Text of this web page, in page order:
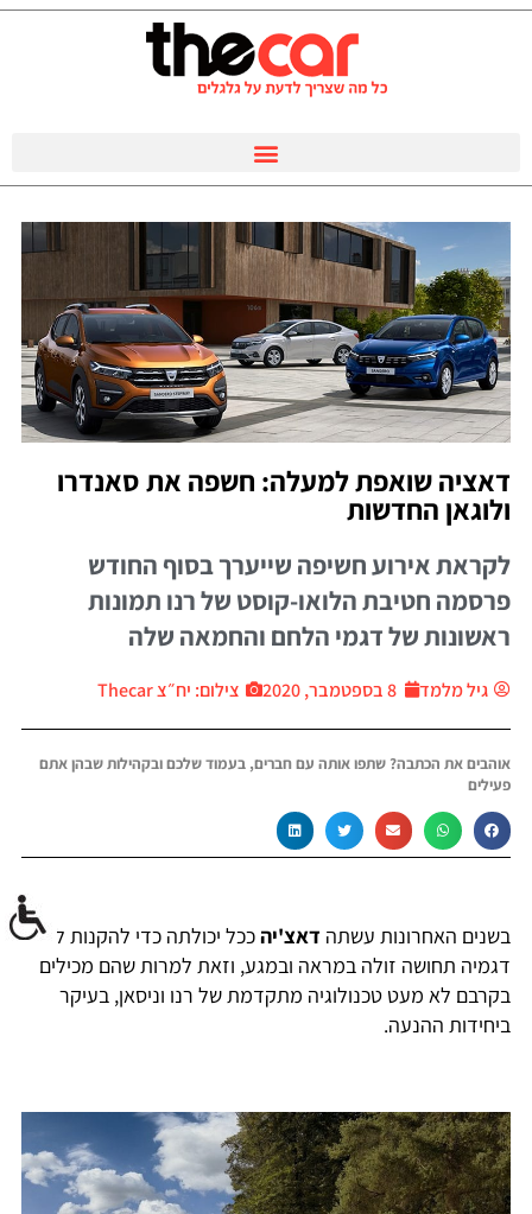
דאציה שואפת למעלה: חשפה את סאנדרו
ולוגאן החדשות
לקראת אירוע חשיפה שייערך בסוף החודש
פרסמה חטיבת הלואו-קוסט של רנו תמונות
ראשונות של דגמי הלחם והחמאה שלה
גיל מלמד 8 בספטמבר, 2020 צילום: יח״צ Thecar
אוהבים את הכתבה? שתפו אותה עם חברים, בעמוד שלכם ובקהילות שבהן אתם
פעילים
בשנים האחרונות עשתה דאצ'יהככל יכולתה כדי להקנות לרוב
דגמיה תחושה זולה במראה ובמגע, וזאת למרות שהם מכילים
בקרבם לא מעט טכנולוגיה מתקדמת של רנו וניסאן, בעיקר
ביחידות ההנעה.